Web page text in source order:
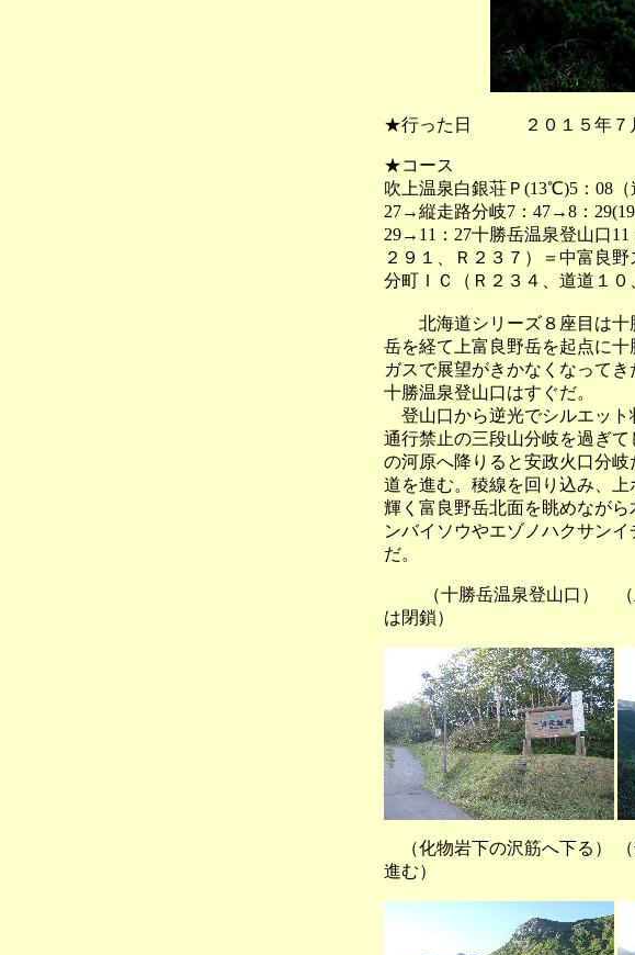
★行った日 ２０１５年
★コース
吹上温泉白銀荘Ｐ(13℃)5：08
27→縦走路分岐7：47→8：
29→11：27十勝岳温泉登山口
２９１、Ｒ２３７）＝中富良
分町ＩＣ（Ｒ２３４、道道１
北海道シリーズ８座目は十
岳を経て上富良野岳を起点に
ガスで展望がきかなくなって
十勝温泉登山口はすぐだ。
登山口から逆光でシルエット
通行禁止の三段山分岐を過ぎ
の河原へ降りると安政火口分
道を進む。稜線を回り込み、
輝く富良野岳北面を眺めなが
ンバイソウやエゾノハクサン
だ。
（十勝岳温泉登山口） （上
は閉鎖）
（化物岩下の沢筋へ下る）
進む）